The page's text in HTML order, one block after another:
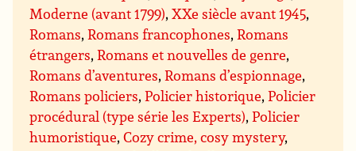
Moderne (avant 1799),XXe siècle avant 1945,
Romans,Romans francophones,Romans
étrangers,Romans et nouvelles de genre,
Romans d’aventures,Romans d’espionnage,
Romans policiers,Policier historique,Policier
procédural (type série les Experts),Policier
humoristique,Cozy crime, cosy mystery,